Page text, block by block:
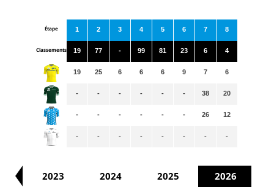
Étape
Classements
1
19
19
-
-
-
2
77
25
-
-
-
3
-
6
-
-
-
4
99
6
-
-
-
5
81
6
-
-
-
6
23
9
-
-
-
7
6
7
38
26
-
8
4
6
20
12
-
2023 2024 2025 2026